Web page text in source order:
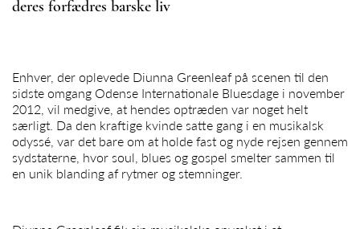
deres forfædres barske liv
Enhver, der oplevede Diunna Greenleafpå scenen til den
sidste omgang Odense Internationale Bluesdage i november
2012, vil medgive, at hendes optræden var noget helt
særligt. Da den kraftige kvinde satte gang i en musikalsk
odyssé, var det bare om at holde fast og nyde rejsen gennem
sydstaterne, hvor soul, blues og gospel smelter sammen til
en unik blanding af rytmer og stemninger.